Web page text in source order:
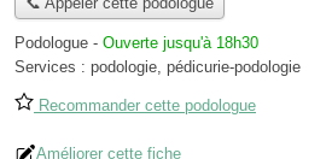
Podologue - Ouverte jusqu'à 18h30
Services : podologie, pédicurie-podologie
Recommander cette podologue
Améliorer cette fiche